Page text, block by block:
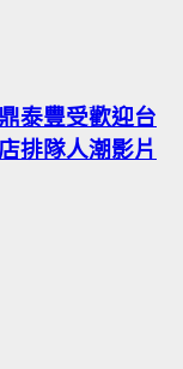
泰豐受歡迎台
排隊人潮影片